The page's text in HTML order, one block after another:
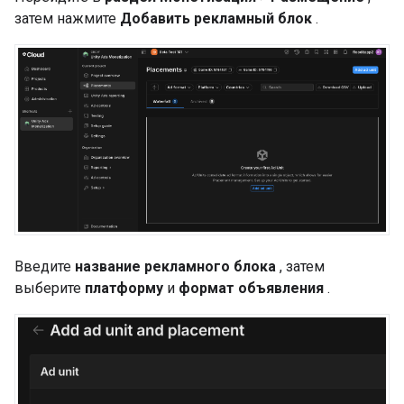
затем нажмите Добавить рекламный блок .
Введите название рекламного блока , затем
выберите платформу и формат объявления .